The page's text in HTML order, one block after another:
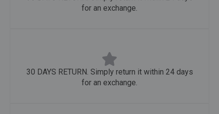
for an exchange.
30 DAYS RETURN. Simply return it within 24 days
for an exchange.